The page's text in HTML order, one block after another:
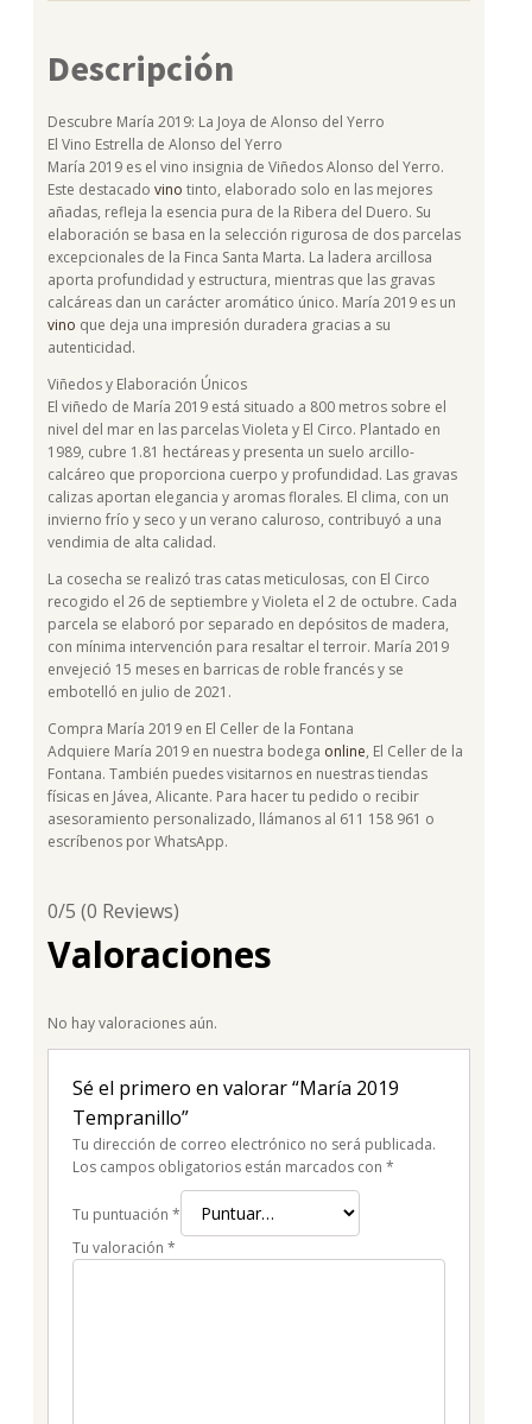
Descripción
Descubre María 2019: La Joya de Alonso del Yerro
El Vino Estrella de Alonso del Yerro
María 2019 es el vino insignia de Viñedos Alonso del Yerro.
Este destacado vino tinto, elaborado solo en las mejores
añadas, refleja la esencia pura de la Ribera del Duero. Su
elaboración se basa en la selección rigurosa de dos parcelas
excepcionales de la Finca Santa Marta. La ladera arcillosa
aporta profundidad y estructura, mientras que las gravas
calcáreas dan un carácter aromático único. María 2019 es un
vino que deja una impresión duradera gracias a su
autenticidad.
Viñedos y Elaboración Únicos
El viñedo de María 2019 está situado a 800 metros sobre el
nivel del mar en las parcelas Violeta y El Circo. Plantado en
1989, cubre 1.81 hectáreas y presenta un suelo arcillo-
calcáreo que proporciona cuerpo y profundidad. Las gravas
calizas aportan elegancia y aromas florales. El clima, con un
invierno frío y seco y un verano caluroso, contribuyó a una
vendimia de alta calidad.
La cosecha se realizó tras catas meticulosas, con El Circo
recogido el 26 de septiembre y Violeta el 2 de octubre. Cada
parcela se elaboró por separado en depósitos de madera,
con mínima intervención para resaltar el terroir. María 2019
envejeció 15 meses en barricas de roble francés y se
embotelló en julio de 2021.
Compra María 2019 en El Celler de la Fontana
Adquiere María 2019 en nuestra bodega online, El Celler de la
Fontana. También puedes visitarnos en nuestras tiendas
físicas en Jávea, Alicante. Para hacer tu pedido o recibir
asesoramiento personalizado, llámanos al 611 158 961 o
escríbenos por WhatsApp.
0/5 (0 Reviews)
Valoraciones
No hay valoraciones aún.
Sé el primero en valorar “María 2019
Tempranillo”
Tu dirección de correo electrónico no será publicada.
Los campos obligatorios están marcados con *
Tu puntuación *
Tu valoración *